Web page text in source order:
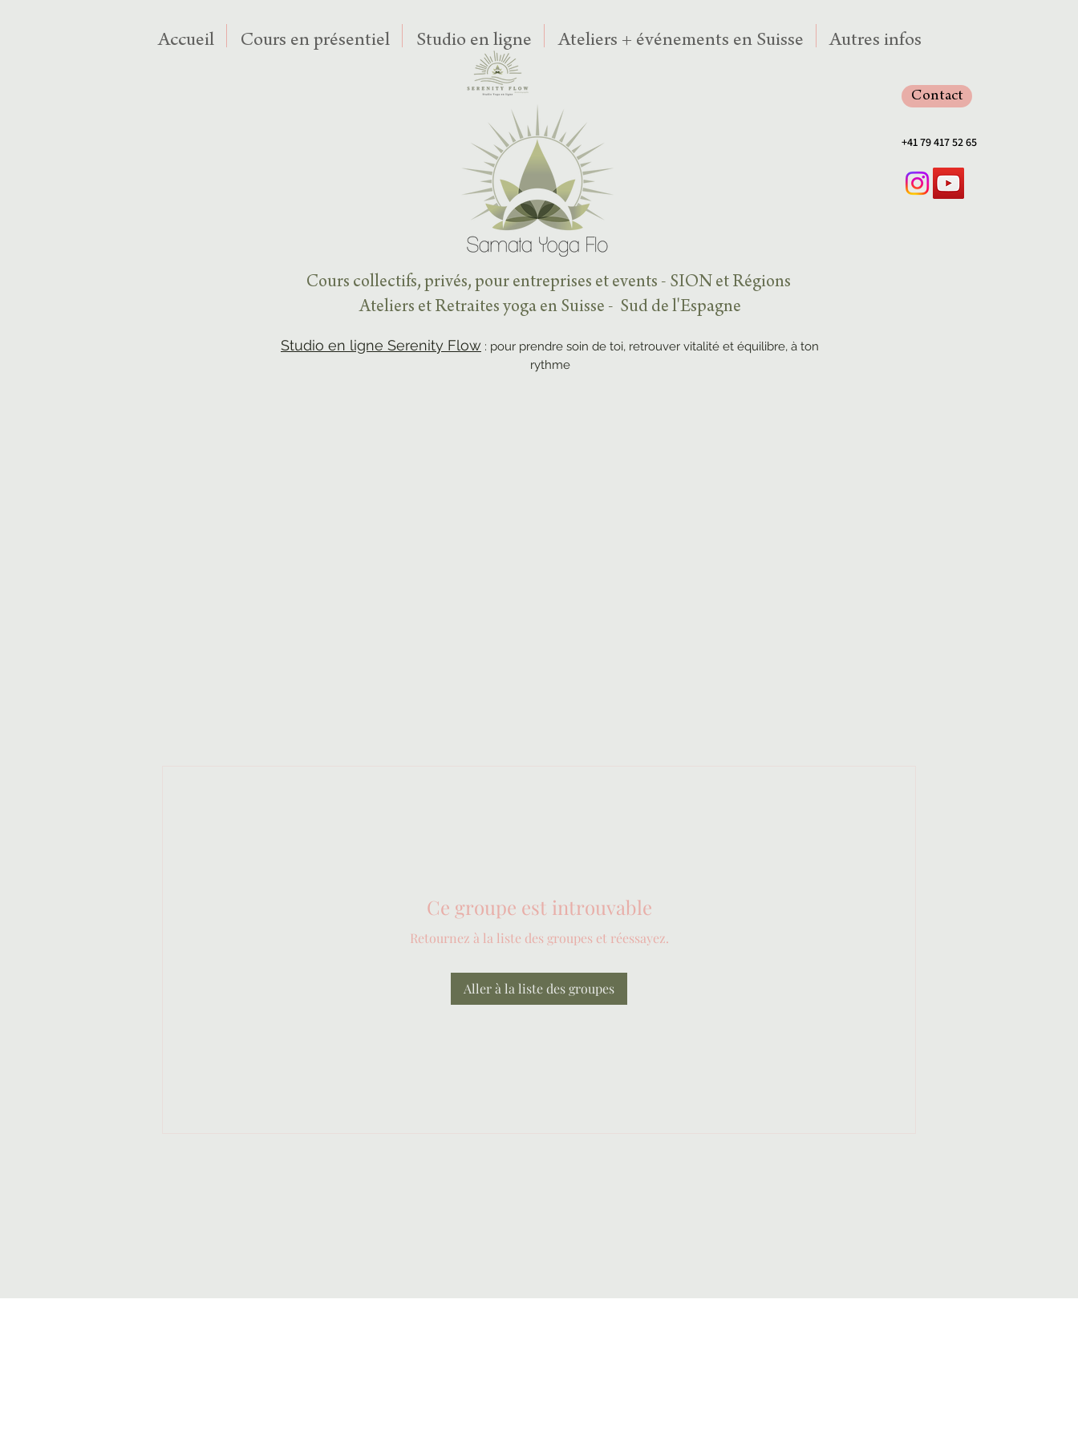
Cours collectifs, privés, pour entreprises et events - SION et Régions
Ateliers et Retraites yoga en Suisse - Sud de l'Espagne
Studio en ligne Serenity Flow : pour prendre soin de toi, retrouver vitalité et équilibre, à ton
rythme
Accueil Cours en présentiel Studio en ligne Ateliers + événements en Suisse Autres infos
Contact
+41 79 417 52 65
Ce groupe est introuvable
Retournez à la liste des groupes et réessayez.
Aller à la liste des groupes